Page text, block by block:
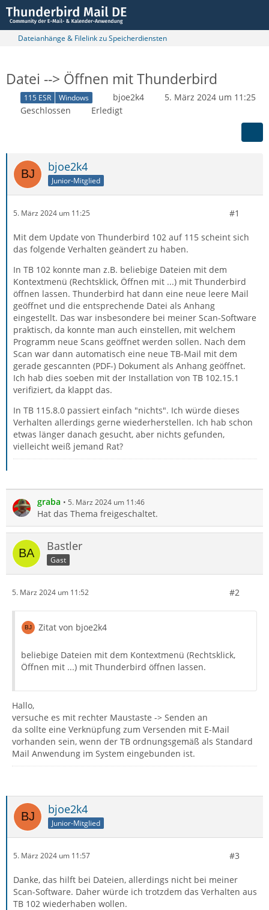
Dateianhänge & Filelink zu Speicherdiensten
Datei --> Öffnen mit Thunderbird
115 ESR Windows bjoe2k4
5. März 2024 um 11:25
Geschlossen
Erledigt
bjoe2k4
Junior-Mitglied
5. März 2024 um 11:25 #1
Mit dem Update von Thunderbird 102 auf 115 scheint sich
das folgende Verhalten geändert zu haben.
In TB 102 konnte man z.B. beliebige Dateien mit dem
Kontextmenü (Rechtsklick, Öffnen mit ...) mit Thunderbird
öffnen lassen. Thunderbird hat dann eine neue leere Mail
geöffnet und die entsprechende Datei als Anhang
eingestellt. Das war insbesondere bei meiner Scan-Software
praktisch, da konnte man auch einstellen, mit welchem
Programm neue Scans geöffnet werden sollen. Nach dem
Scan war dann automatisch eine neue TB-Mail mit dem
gerade gescannten (PDF-) Dokument als Anhang geöffnet.
Ich hab dies soeben mit der Installation von TB 102.15.1
verifiziert, da klappt das.
In TB 115.8.0 passiert einfach "nichts". Ich würde dieses
Verhalten allerdings gerne wiederherstellen. Ich hab schon
etwas länger danach gesucht, aber nichts gefunden,
vielleicht weiß jemand Rat?
graba 5. März 2024 um 11:46
Hat das Thema freigeschaltet.
Bastler
Gast
5. März 2024 um 11:52 #2
Zitat von bjoe2k4
beliebige Dateien mit dem Kontextmenü (Rechtsklick,
Öffnen mit ...) mit Thunderbird öffnen lassen.
Hallo,
versuche es mit rechter Maustaste -> Senden an
da sollte eine Verknüpfung zum Versenden mit E-Mail
vorhanden sein, wenn der TB ordnungsgemäß als Standard
Mail Anwendung im System eingebunden ist.
bjoe2k4
Junior-Mitglied
5. März 2024 um 11:57 #3
Danke, das hilft bei Dateien, allerdings nicht bei meiner
Scan-Software. Daher würde ich trotzdem das Verhalten aus
TB 102 wiederhaben wollen.